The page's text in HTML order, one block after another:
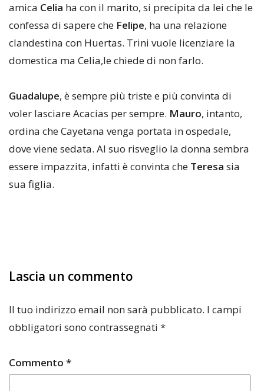
amica Celia ha con il marito, si precipita da lei che le
confessa di sapere che Felipe, ha una relazione
clandestina con Huertas. Trini vuole licenziare la
domestica ma Celia,le chiede di non farlo.
Guadalupe, è sempre più triste e più convinta di
voler lasciare Acacias per sempre. Mauro, intanto,
ordina che Cayetana venga portata in ospedale,
dove viene sedata. Al suo risveglio la donna sembra
essere impazzita, infatti è convinta che Teresa sia
sua figlia.
Lascia un commento
Il tuo indirizzo email non sarà pubblicato. I campi
obbligatori sono contrassegnati *
Commento *